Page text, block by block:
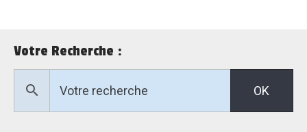
Votre Recherche :
OK